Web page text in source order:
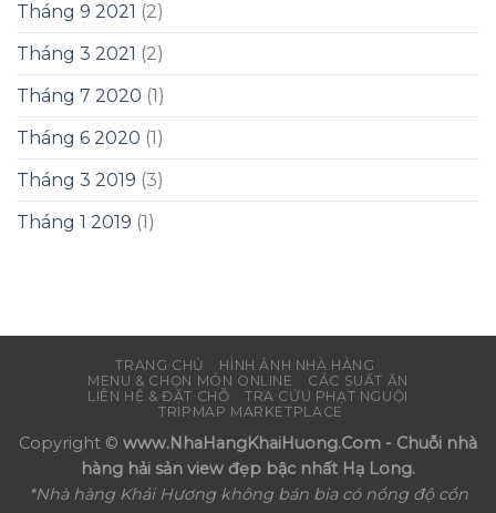
Tháng 9 2021 (2)
Tháng 3 2021 (2)
Tháng 7 2020 (1)
Tháng 6 2020 (1)
Tháng 3 2019 (3)
Tháng 1 2019 (1)
TRANG CHỦ
HÌNH ẢNH NHÀ HÀNG
MENU & CHỌN MÓN ONLINE
CÁC SUẤT ĂN
LIÊN HỆ & ĐẶT CHỖ
TRA CỨU PHẠT NGUỘI
TRIPMAP MARKETPLACE
Copyright © www.NhaHangKhaiHuong.Com - Chuỗi nhà
hàng hải sản view đẹp bậc nhất Hạ Long.
*Nhà hàng Khải Hương không bán bia có nồng độ cồn